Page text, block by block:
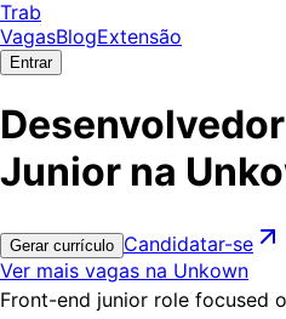
Trab
VagasBlogExtensão
Entrar
Junior na
Gerar currículo Candidatar-se
Ver mais vagas na Unkown
Front-end junior role focused